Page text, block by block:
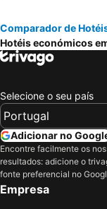
Hotel Calypso
Pergola Hotel & Spa
Gillieru Harbour
Hotel Santana
La Playa Hotel
Hotel VIU57
Primera Hotel
Bora Bora Ibiza Malta Resort - Music Hotel -
Qawra Point
Comparador de
Hotéis económicos
Selecione o seu país
Adicionar no
Encontre facilmente os
resultados: adicione o
fonte preferencial no
Empresa